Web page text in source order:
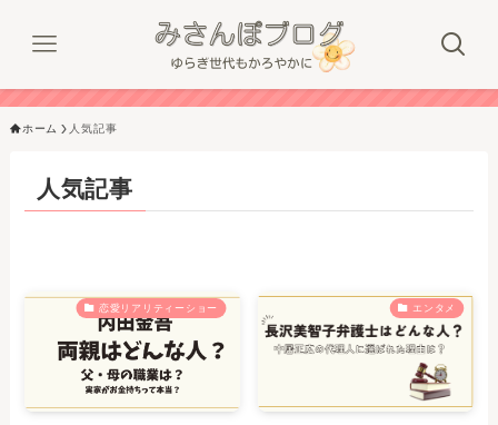
ホーム 人気記事
人気記事
恋愛リアリティーショー エンタメ